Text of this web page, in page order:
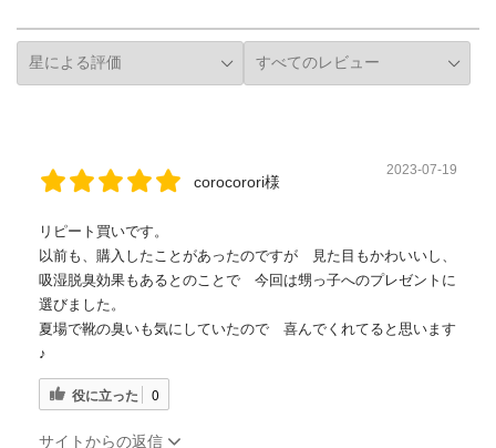
corocorori様
2023-07-19
リピート買いです。
以前も、購入したことがあったのですが 見た目もかわいいし、
吸湿脱臭効果もあるとのことで 今回は甥っ子へのプレゼントに
選びました。
夏場で靴の臭いも気にしていたので 喜んでくれてると思います
♪
役に立った 0
サイトからの返信